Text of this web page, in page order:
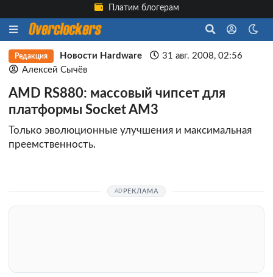
Платим блогерам
Редакция Новости Hardware
31 авг. 2008, 02:56
Алексей Сычёв
AMD RS880: массовый чипсет для
платформы Socket AM3
Только эволюционные улучшения и максимальная
преемственность.
РЕКЛАМА